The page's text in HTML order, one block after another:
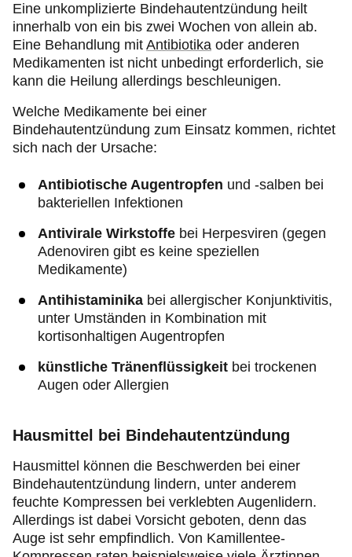
Eine unkomplizierte Bindehautentzündung heilt
innerhalb von ein bis zwei Wochen von allein ab.
Eine Behandlung mit Antibiotika oder anderen
Medikamenten ist nicht unbedingt erforderlich, sie
kann die Heilung allerdings beschleunigen.
Welche Medikamente bei einer
Bindehautentzündung zum Einsatz kommen, richtet
sich nach der Ursache:
Antibiotische Augentropfen und -salben bei
bakteriellen Infektionen
Antivirale Wirkstoffe bei Herpesviren (gegen
Adenoviren gibt es keine speziellen
Medikamente)
Antihistaminika bei allergischer Konjunktivitis,
unter Umständen in Kombination mit
kortisonhaltigen Augentropfen
künstliche Tränenflüssigkeit bei trockenen
Augen oder Allergien
Hausmittel bei Bindehautentzündung
Hausmittel können die Beschwerden bei einer
Bindehautentzündung lindern, unter anderem
feuchte Kompressen bei verklebten Augenlidern.
Allerdings ist dabei Vorsicht geboten, denn das
Auge ist sehr empfindlich. Von Kamillentee-